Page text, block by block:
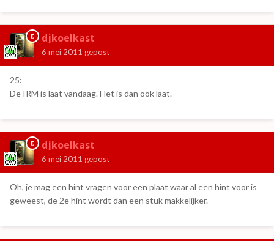
djkoelkast
6 mei 2011 gepost
25:
De IRM is laat vandaag. Het is dan ook laat.
djkoelkast
6 mei 2011 gepost
Oh, je mag een hint vragen voor een plaat waar al een hint voor is
geweest, de 2e hint wordt dan een stuk makkelijker.